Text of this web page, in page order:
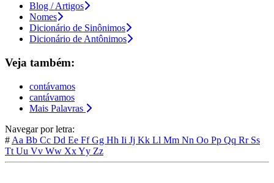
Blog / Artigos
Nomes
Dicionário de Sinônimos
Dicionário de Antônimos
Veja também:
contávamos
cantávamos
Mais Palavras
Navegar por letra:
# Aa Bb Cc Dd Ee FfGg Hh Ii Jj Kk Ll Mm Nn Oo Pp Qq Rr Ss
Tt Uu Vv Ww XxYy Zz